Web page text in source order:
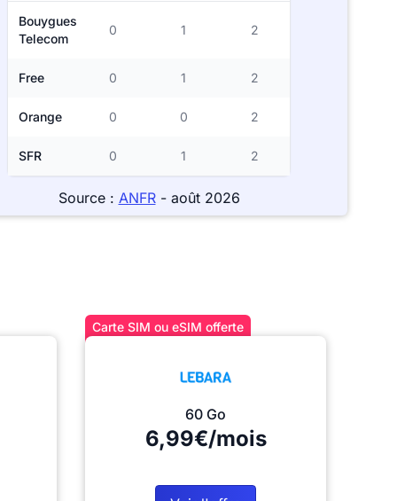
Bouygues
Telecom
0 1 2
Free 0 1 2
Orange 0 0 2
SFR 0 1 2
Source : ANFR- août 2026
Carte SIM ou eSIM offerte
60 Go
6,99€/mois